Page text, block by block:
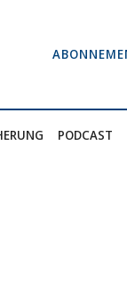
PODCAST